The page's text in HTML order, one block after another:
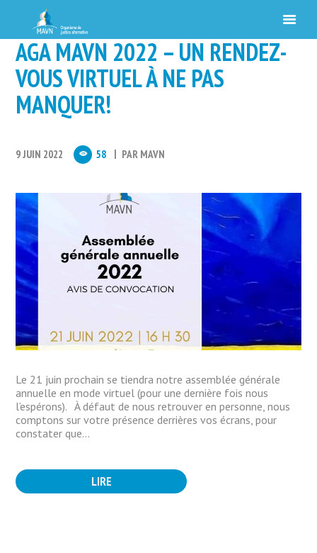
AGA MAVN 2022 – UN RENDEZ-
VOUS VIRTUEL À NE PAS
MANQUER!
9 JUIN 2022 58 PAR MAVN
Le 21 juin prochain se tiendra notre assemblée générale
annuelle en mode virtuel (pour une dernière fois nous
l’espérons). À défaut de nous retrouver en personne, nous
comptons sur votre présence derrières vos écrans, pour
constater que...
LIRE